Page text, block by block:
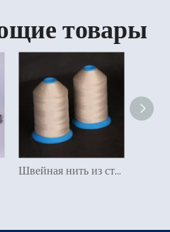
товары
Швейная нить из стекловолокна